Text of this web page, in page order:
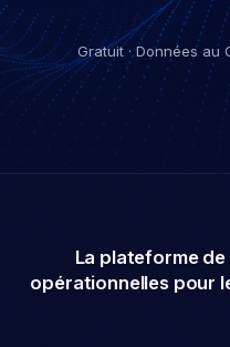
Gratuit · Données au
La plateforme
opérationnelles pour